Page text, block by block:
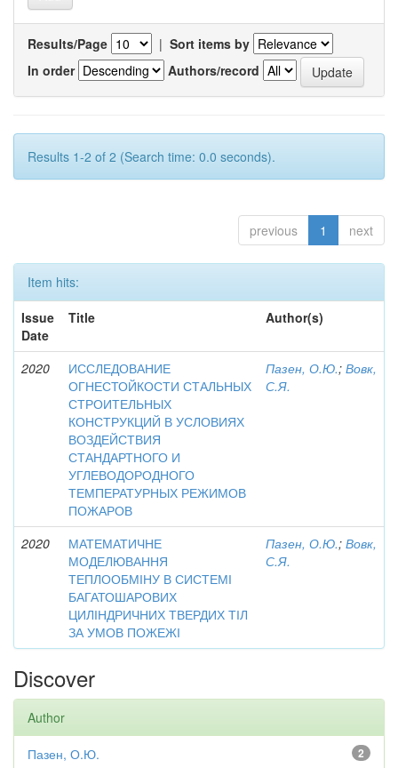
Results/Page | Sort items by
In order
Authors/record
Results 1-2 of 2 (Search time: 0.0 seconds).
previous 1 next
Item hits:
Issue
Date
Title Author(s)
2020
ИССЛЕДОВАНИЕ
ОГНЕСТОЙКОСТИ СТАЛЬНЫХ
СТРОИТЕЛЬНЫХ
КОНСТРУКЦИЙ В УСЛОВИЯХ
ВОЗДЕЙСТВИЯ
СТАНДАРТНОГО И
УГЛЕВОДОРОДНОГО
ТЕМПЕРАТУРНЫХ РЕЖИМОВ
ПОЖАРОВ
Пазен, О.Ю.; Вовк,
С.Я.
2020
МАТЕМАТИЧНЕ
МОДЕЛЮВАННЯ
ТЕПЛООБМІНУ В СИСТЕМІ
БАГАТОШАРОВИХ
ЦИЛІНДРИЧНИХ ТВЕРДИХ ТІЛ
ЗА УМОВ ПОЖЕЖІ
Пазен, О.Ю.; Вовк,
С.Я.
Discover
Author
2
Пазен, О.Ю.